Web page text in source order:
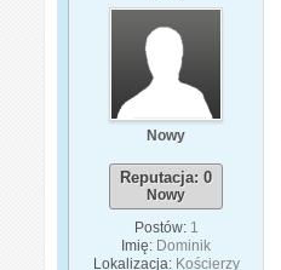
Nowy
Reputacja: 0
Nowy
Postów: 1
Imię: Dominik
Lokalizacja: Kościerzy